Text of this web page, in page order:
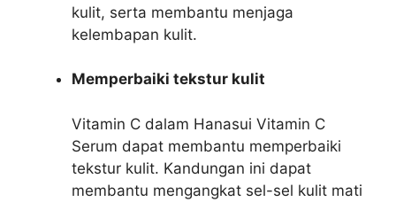
kulit, serta membantu menjaga
kelembapan kulit.
Memperbaiki tekstur kulit
Vitamin C dalam Hanasui Vitamin C
Serum dapat membantu memperbaiki
tekstur kulit. Kandungan ini dapat
membantu mengangkat sel-sel kulit mati